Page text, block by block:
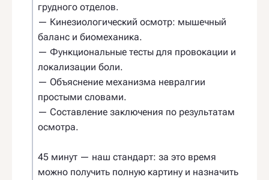
грудного отделов.
— Кинезиологический осмотр: мышечный
баланс и биомеханика.
— Функциональные тесты для провокации и
локализации боли.
— Объяснение механизма невралгии
простыми словами.
— Составление заключения по результатам
осмотра.
45 минут — наш стандарт: за это время
можно получить полную картину и назначить